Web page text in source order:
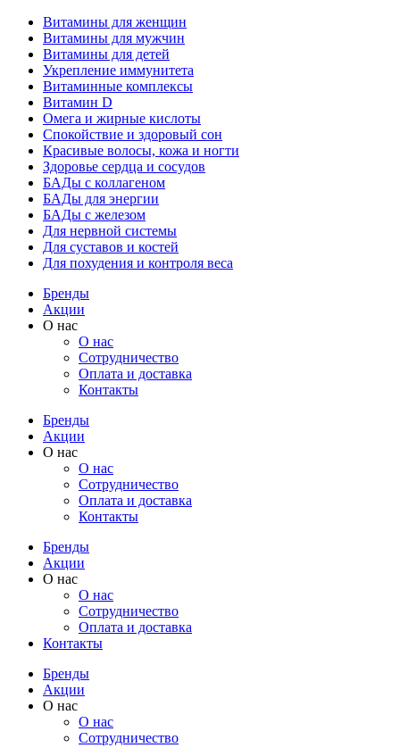
Витамины для женщин
Витамины для мужчин
Витамины для детей
Укрепление иммунитета
Витаминные комплексы
Витамин D
Омега и жирные кислоты
Спокойствие и здоровый сон
Красивые волосы, кожа и ногти
Здоровье сердца и сосудов
БАДы с коллагеном
БАДы для энергии
БАДы с железом
Для нервной системы
Для суставов и костей
Для похудения и контроля веса
Бренды
Акции
О нас
О нас
Cотрудничество
Оплата и доставка
Контакты
Бренды
Акции
О нас
О нас
Cотрудничество
Оплата и доставка
Контакты
Бренды
Акции
О нас
О нас
Cотрудничество
Оплата и доставка
Контакты
Бренды
Акции
О нас
О нас
Cотрудничество